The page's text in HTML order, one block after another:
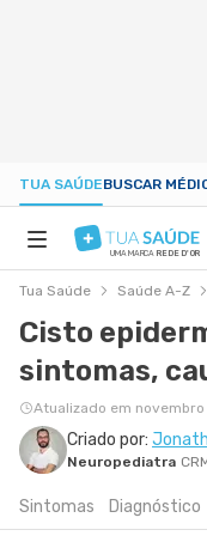
TUA SAÚDEBUSCAR
NUTRIÇÃO
GRAVIDEZ
BEM-ESTAR
UMA MARCA REDE D'OR
Tua Saúde Saúde A-Z
Cisto
sintomas,
Atualizado em
Criado por:
Neuropediatra
Sintomas Diagnóstico